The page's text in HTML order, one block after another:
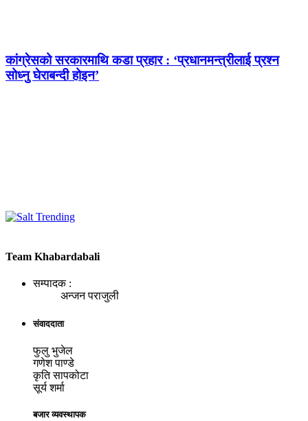
कांग्रेसको सरकारमाथि कडा प्रहार : ‘प्रधानमन्त्रीलाई प्रश्न
सोध्नु घेराबन्दी होइन’
Team Khabardabali
सम्पादक :
अन्जन पराजुली
संवाददाता
फुलु भुजेल
गणेश पाण्डे
कृति सापकोटा
सूर्य शर्मा
बजार व्यवस्थापक